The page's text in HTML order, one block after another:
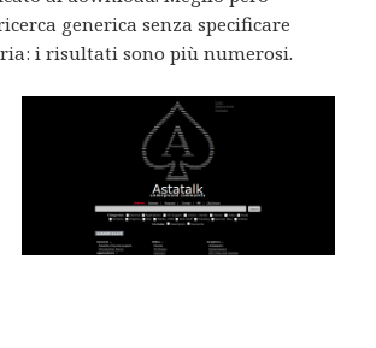
generica senza specificare
i risultati sono più numerosi.